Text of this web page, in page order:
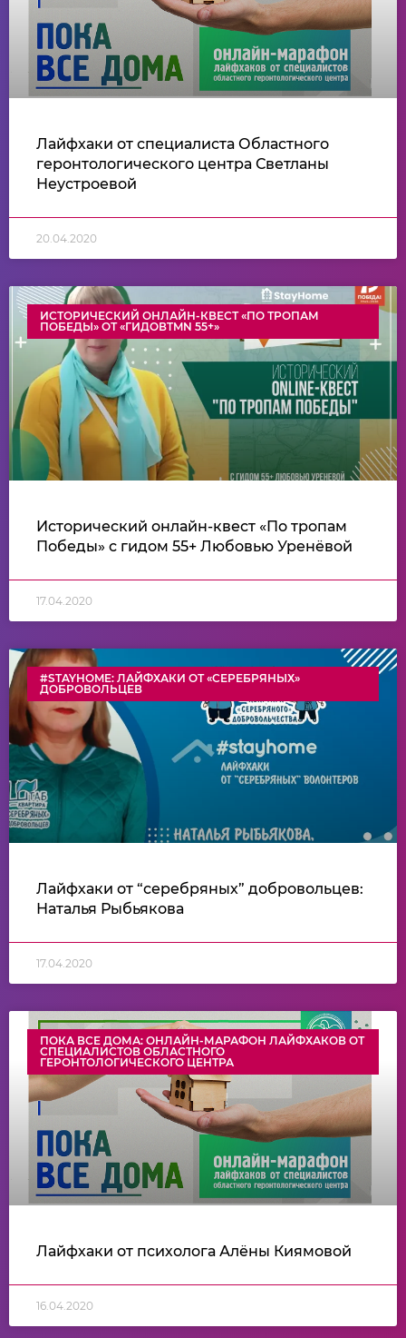
Лайфхаки от специалиста Областного
геронтологического центра Светланы
Неустроевой
20.04.2020
ИСТОРИЧЕСКИЙ ОНЛАЙН-КВЕСТ «ПО ТРОПАМ
ПОБЕДЫ» ОТ «ГИДОВTMN 55+»
Исторический онлайн-квест «По тропам
Победы» с гидом 55+ Любовью Уренёвой
17.04.2020
#STAYHOME: ЛАЙФХАКИ ОТ «СЕРЕБРЯНЫХ»
ДОБРОВОЛЬЦЕВ
Лайфхаки от “серебряных” добровольцев:
Наталья Рыбьякова
17.04.2020
ПОКА ВСЕ ДОМА: ОНЛАЙН-МАРАФОН ЛАЙФХАКОВ ОТ
СПЕЦИАЛИСТОВ ОБЛАСТНОГО
ГЕРОНТОЛОГИЧЕСКОГО ЦЕНТРА
Лайфхаки от психолога Алёны Киямовой
16.04.2020